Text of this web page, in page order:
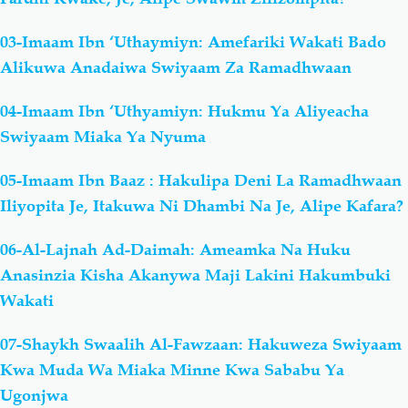
03-Imaam Ibn ‘Uthaymiyn: Amefariki Wakati Bado
Alikuwa Anadaiwa Swiyaam Za Ramadhwaan
04-Imaam Ibn ‘Uthyamiyn: Hukmu Ya Aliyeacha
Swiyaam Miaka Ya Nyuma
05-Imaam Ibn Baaz : Hakulipa Deni La Ramadhwaan
Iliyopita Je, Itakuwa Ni Dhambi Na Je, Alipe Kafara?
06-Al-Lajnah Ad-Daimah: Ameamka Na Huku
Anasinzia Kisha Akanywa Maji Lakini Hakumbuki
Wakati
07-Shaykh Swaalih Al-Fawzaan: Hakuweza Swiyaam
Kwa Muda Wa Miaka Minne Kwa Sababu Ya
Ugonjwa